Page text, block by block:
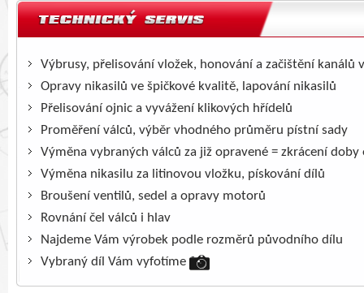
Výbrusy, přelisování vložek, honování a začištění kanálů
Opravy nikasilů ve špičkové kvalitě, lapování nikasilů
Přelisování ojnic a vyvážení klikových hřídelů
Proměření válců, výběr vhodného průměru pístní sady
Výměna vybraných válců za již opravené = zkrácení doby
Výměna nikasilu za litinovou vložku, pískování dílů
Broušení ventilů, sedel a opravy motorů
Rovnání čel válců i hlav
Najdeme Vám výrobek podle rozměrů původního dílu
Vybraný díl Vám vyfotíme